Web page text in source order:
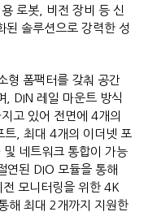
로봇, 비전 장비 등 신
된 솔루션으로 강력한 성
폼팩터를 갖춰 공간
, DIN 레일 마운트 방식
고 있어 전면에 4개의
트, 최대 4개의 이더넷 포
네트워크 통합이 가능
연된 DIO 모듈을 통해
모니터링을 위한 4K
해 최대 2개까지 지원한